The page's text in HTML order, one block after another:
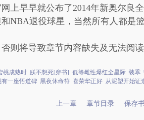
上早早就公布了2014年新奥尔良
NBA退役球星，当然所有人都是
则将导致章节内容缺失及无法阅读
桃成熟时 朕不想死[穿书] 低等雌性爆红全星际 装乖
有一座悟道碑 黑夜休命符 喜荣华正好 从泥塑开始证
上一章 章节目录 保存